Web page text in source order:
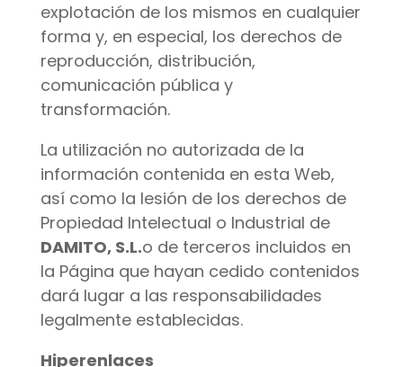
explotación de los mismos en cualquier
forma y, en especial, los derechos de
reproducción, distribución,
comunicación pública y
transformación.
La utilización no autorizada de la
información contenida en esta Web,
así como la lesión de los derechos de
Propiedad Intelectual o Industrial de
DAMITO, S.L.o de terceros incluidos en
la Página que hayan cedido contenidos
dará lugar a las responsabilidades
legalmente establecidas.
Hiperenlaces